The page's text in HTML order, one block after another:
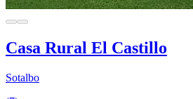
Casa Rural El Castillo
Sotalbo